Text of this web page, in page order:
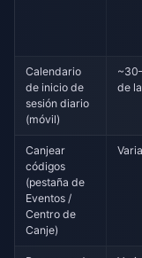
Calendario
de inicio de
sesión diario
(móvil)
de
Canjear
códigos
(pestaña de
Eventos /
Centro de
Canje)